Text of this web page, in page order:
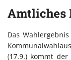
Amtliches
Das
(17.9.) kommt